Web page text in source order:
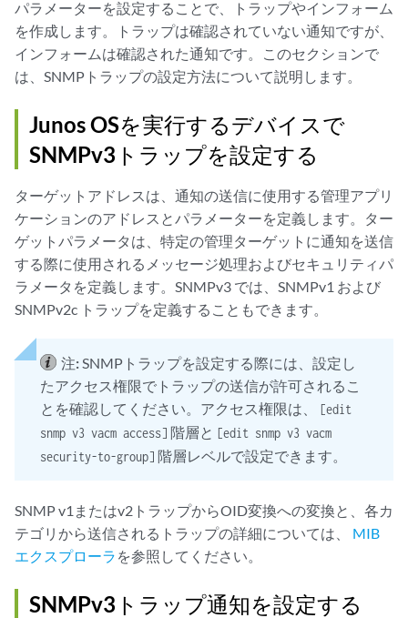
パラメーターを設定することで、トラップやインフォーム
を作成します。トラップは確認されていない通知ですが、
インフォームは確認された通知です。このセクションで
は、SNMPトラップの設定方法について説明します。
Junos OSを実行するデバイスで
SNMPv3トラップを設定する
ターゲットアドレスは、通知の送信に使用する管理アプリ
ケーションのアドレスとパラメーターを定義します。ター
ゲットパラメータは、特定の管理ターゲットに通知を送信
する際に使用されるメッセージ処理およびセキュリティパ
ラメータを定義します。SNMPv3 では、SNMPv1 および
SNMPv2c トラップを定義することもできます。
注:SNMPトラップを設定する際には、設定し
たアクセス権限でトラップの送信が許可されるこ
とを確認してください。アクセス権限は、
[edit
snmp v3 vacm access] 階層と [edit snmp v3 vacm
security-to-group] 階層レベルで設定できます。
SNMP v1またはv2トラップからOID変換への変換と、各カ
テゴリから送信されるトラップの詳細については、 MIB
エクスプローラ を参照してください。
SNMPv3トラップ通知を設定する